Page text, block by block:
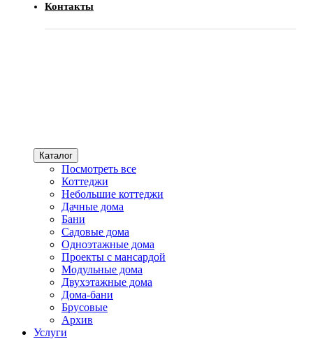
Контакты
Каталог
Посмотреть все
Коттеджи
Небольшие коттеджи
Дачные дома
Бани
Садовые дома
Одноэтажные дома
Проекты с мансардой
Модульные дома
Двухэтажные дома
Дома-бани
Брусовые
Архив
Услуги